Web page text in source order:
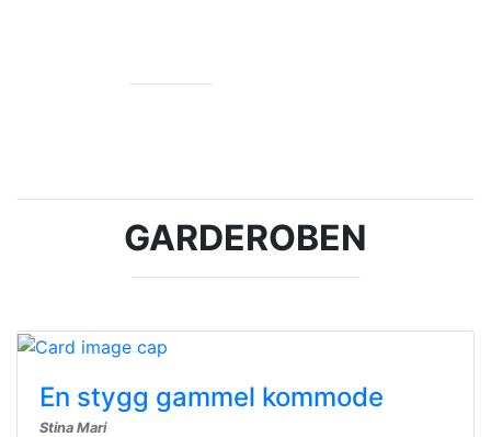
GARDEROBEN
En stygg gammel kommode
Stina Mari